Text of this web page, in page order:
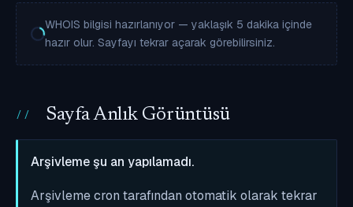
WHOIS bilgisi hazırlanıyor — yaklaşık 5 dakika içinde
hazır olur. Sayfayı tekrar açarak görebilirsiniz.
Sayfa Anlık Görüntüsü
Arşivleme şu an yapılamadı.
Arşivleme cron tarafından otomatik olarak tekrar